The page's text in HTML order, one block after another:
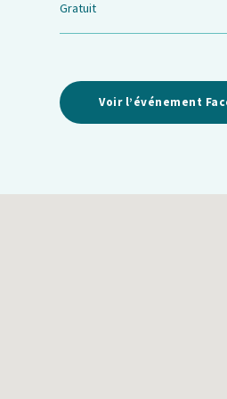
Gratuit
Voir l’événement